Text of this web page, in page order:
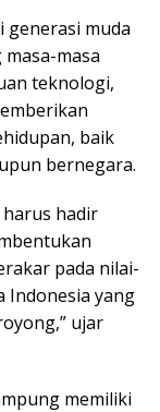
muda
masa
teknologi,
baik
bernegara.
harus hadir
pada nilai-
Indonesia yang
ujar
memiliki